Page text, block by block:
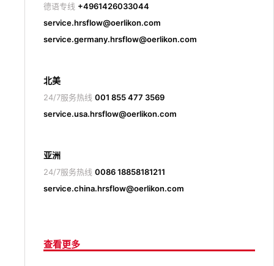
德语专线 +4961426033044
service.hrsflow@oerlikon.com
service.germany.hrsflow@oerlikon.com
北美
24/7服务热线 001 855 477 3569
service.usa.hrsflow@oerlikon.com
亚洲
24/7服务热线 0086 18858181211
service.china.hrsflow@oerlikon.com
查看更多